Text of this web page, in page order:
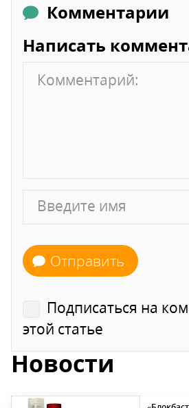
Комментарии
Написать
Отправить
Подписаться на
этой статье
Новости